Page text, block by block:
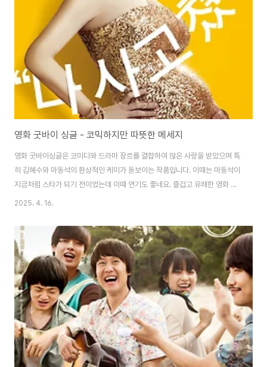
러 소설미 비 포유 줄거리 루이자와 윌의 만남루이자 클라크(루)는 평범한 영국
시골 마을에 사는 밝고 엉뚱한 성격의 26세 여성입니다. 그녀는 오래 ..
영화 굿바이 싱글 - 코믹하지만 따뜻한 메세지
영화 굿바이싱글은 코미디와 드라마 장르를 결합하여 많은 사랑을 받았으며 특
히 김혜수와 마동석의 환상적인 케미가 돋보이는 작품입니다. 이때는 마동석이
지금처럼 스타가 되기 전이었는데 이때 연기도 좋네요. 즐겁고 유쾌한 영화 굿
바이싱글의 기본 정보, 줄거리, 그리고 관람 포인트에 대해 자세히 알아보겠습
급: 15세 관람가장르: 코미디/드라마출연 : 김혜수, 마동석, 김현수 외러닝타임:
120분흥행: 관객수 2,108,561명줄거리화려한 외모와 경력을 가진 톱스타
‘주연’(김혜수)은 한때 모든 걸 가졌지만 이제는 팬도 사랑도 점점 멀어지고 있
는 중년 여배우입니다.늘 주목받고 싶은 그녀는 인기 회복을 위해 과감한 선택
을 합니다. 바로..
2025. 4. 16.